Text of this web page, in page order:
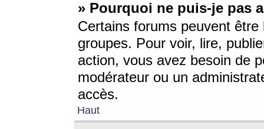
» Pourquoi ne puis-je pas
Certains forums peuvent être
groupes. Pour voir, lire,
action, vous avez besoin de
modérateur ou un
accès.
Haut